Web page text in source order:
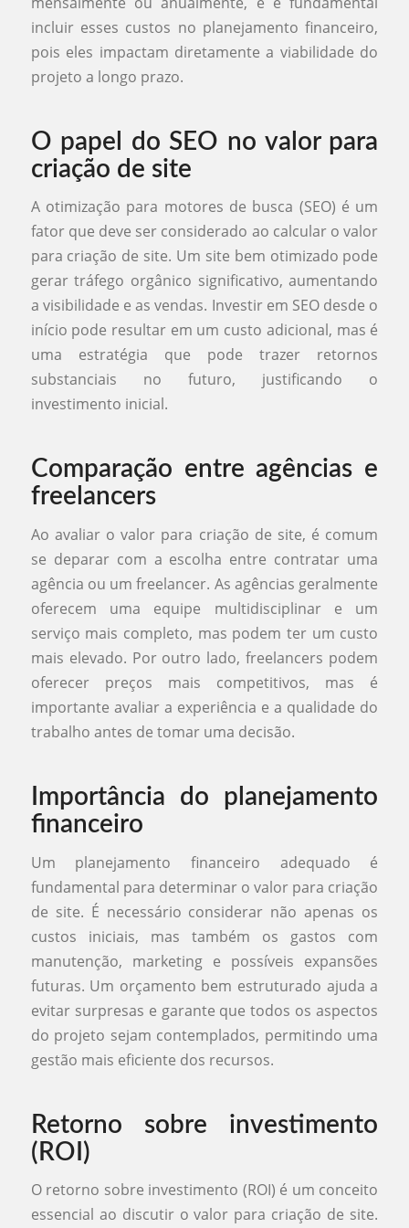
incluir esses custos no planejamento financeiro,
pois eles impactam diretamente a viabilidade do
projeto a longo prazo.
O papel do SEO no valor para
criação de site
A otimização para motores de busca (SEO) é um
fator que deve ser considerado ao calcular o valor
para criação de site. Um site bem otimizado pode
gerar tráfego orgânico significativo, aumentando
a visibilidade e as vendas. Investir em SEO desde o
início pode resultar em um custo adicional, mas é
uma estratégia que pode trazer retornos
substanciais no futuro, justificando o
investimento inicial.
Comparação entre agências e
freelancers
Ao avaliar o valor para criação de site, é comum
se deparar com a escolha entre contratar uma
agência ou um freelancer. As agências geralmente
oferecem uma equipe multidisciplinar e um
serviço mais completo, mas podem ter um custo
mais elevado. Por outro lado, freelancers podem
oferecer preços mais competitivos, mas é
importante avaliar a experiência e a qualidade do
trabalho antes de tomar uma decisão.
Importância do planejamento
financeiro
Um planejamento financeiro adequado é
fundamental para determinar o valor para criação
de site. É necessário considerar não apenas os
custos iniciais, mas também os gastos com
manutenção, marketing e possíveis expansões
futuras. Um orçamento bem estruturado ajuda a
evitar surpresas e garante que todos os aspectos
do projeto sejam contemplados, permitindo uma
gestão mais eficiente dos recursos.
Retorno sobre investimento
(ROI)
O retorno sobre investimento (ROI) é um conceito
essencial ao discutir o valor para criação de site.